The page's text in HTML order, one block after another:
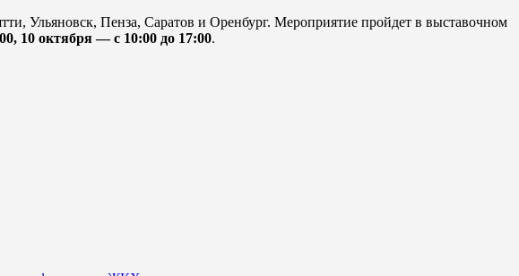
Ульяновск, Пенза, Саратов и Оренбург. Мероприятие пройдет в выставочном
10 октября — с 10:00 до 17:00.